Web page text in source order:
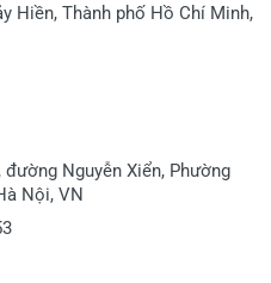
Hiền, Thành phố Hồ Chí Minh,
Nguyễn Xiển, Phường
Nội, VN